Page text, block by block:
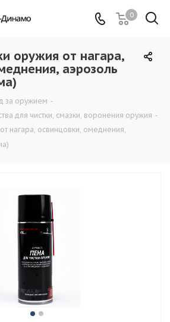
0
оружия от нагара,
аэрозоль
за оружием -
для чистки, смазки, воронения оружия -
нагара, освинцовки, омеднения,